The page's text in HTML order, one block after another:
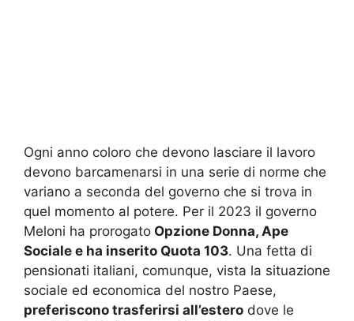
Ogni anno coloro che devono lasciare il lavoro
devono barcamenarsi in una serie di norme che
variano a seconda del governo che si trova in
quel momento al potere. Per il 2023 il governo
Meloni ha prorogato Opzione Donna, Ape
Sociale e ha inserito Quota 103. Una fetta di
pensionati italiani, comunque, vista la situazione
sociale ed economica del nostro Paese,
preferiscono trasferirsi all’estero dove le